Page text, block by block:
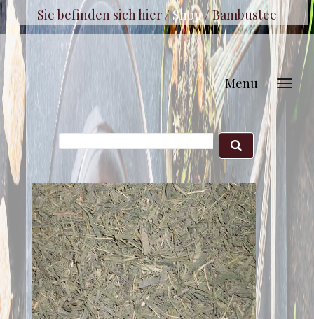
Sie befinden sich hier /Shop /Bambustee
Menu